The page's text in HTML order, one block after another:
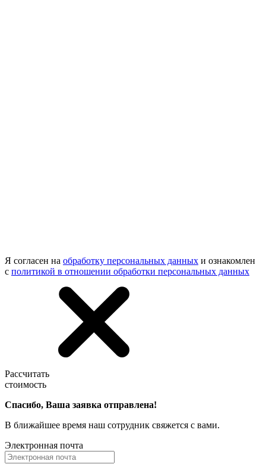
Я согласен на обработку персональных данных и ознакомлен
с политикой в отношении обработки персональных данных
Рассчитать
стоимость
Спасибо, Ваша заявка отправлена!
В ближайшее время наш сотрудник свяжется с вами.
Электронная почта